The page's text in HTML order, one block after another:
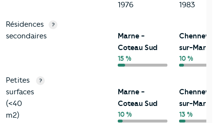
1976
1983
Résidences
secondaires
?
Marne -
Coteau Sud
15 %
sur-Marne
10 %
Petites
surfaces
(<40
m2)
?
Marne -
Coteau Sud
10 %
sur-Marne
13 %